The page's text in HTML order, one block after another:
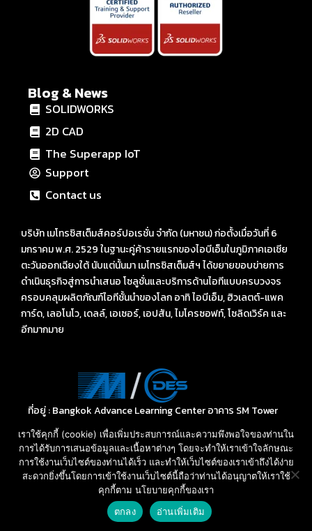
Blog & News
SOLIDWORKS
2D CAD
The Superapp IoT
Support
Contact us
บริษัท เมโทรซิสเต็มส์คอร์ปอเรชั่น จำกัด (มหาชน) ก่อตั้งเมื่อวันที่ 6
มกราคม พ.ศ. 2529 ในฐานะคู่ค้ารายแรกของไอบีเอ็มในภูมิภาคเอเชีย
ตะวันออกเฉียงใต้ นับแต่นั้นมา เมโทรซิสเต็มส์ฯ ได้ขยายขอบข่ายการ
ดำเนินธุรกิจสู่การนำเสนอ โซลูชั่นและบริการด้านไอทีแบบครบวงจร
ครอบคลุมผลิตภัณฑ์ไอทีชั้นนำของโลก อาทิ ไอบีเอ็ม, ฮิวเลตต์-แพค
การ์ด, เลอโนโว, เดลล์, เอเซอร์, เอปสัน, ไมโครซอฟท์, โซลิดเวิร์ค และ
อีกมากมาย
ที่อยู่ : Bangkok Advance Learning Center อาคาร SM Tower
ชั้น 16 ถนนพหลโยธิน พญาไท กรุงเทพ ฯ 10400
Call: 02-089-4145
E-mail: sales-des@metrosystems.co.th
เราใช้คุกกี้ (cookie) เพื่อเพิ่มประสบการณ์และความพึงพอใจของท่านใน
การได้รับการเสนอข้อมูลและเนื้อหาต่างๆ โดยจะทำให้เราเข้าใจลักษณะ
การใช้งานเว็บไซต์ของท่านได้เร็ว และทำให้เว็บไซต์ของเราเข้าถึงได้ง่าย
สะดวกยิ่งขึ้นโดยการเข้าใช้งานเว็บไซต์นี้ถือว่าท่านได้อนุญาตให้เราใช้
คุกกี้ตาม นโยบายคุกกี้ของเรา
ตกลง
อ่านเพิ่มเติม
สอบถามราคา และ บริการ